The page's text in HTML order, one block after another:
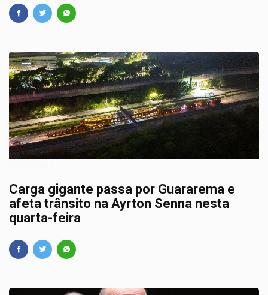
Carga gigante passa por Guararema e
afeta trânsito na Ayrton Senna nesta
quarta-feira